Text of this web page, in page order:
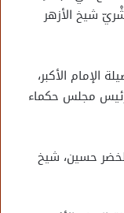
شيخ الأزهر
الإمام الأكبر،
رئيس مجلس حكماء
حسين، شيخ